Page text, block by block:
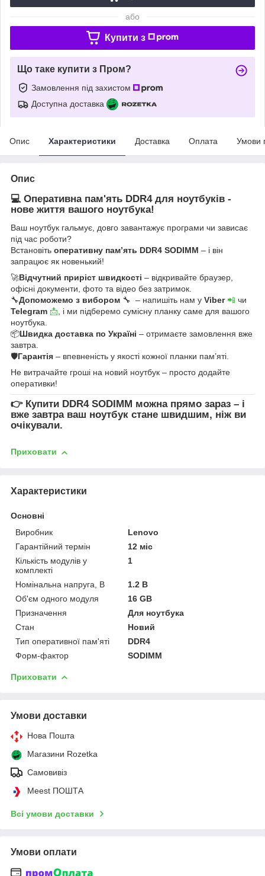
або
Купити з
Що таке купити з Пром?
Замовлення під захистом
Доступна доставка
Опис Характеристики Доставка Оплата Умови
Опис
💻 Оперативна пам'ять DDR4 для ноутбуків -
нове життя вашого ноутбука!
Ваш ноутбук гальмує, довго завантажує програми чи зависає
під час роботи?
Встановіть оперативну пам’ять DDR4 SODIMM – і він
запрацює як новенький!
🚀Відчутний приріст швидкості – відкривайте браузер,
офісні документи, фото та відео без затримок.
🔧Допоможемо з вибором 🔧 – напишіть нам у Viber📲 чи
Telegram 📩 , і ми підберемо сумісну планку саме для вашого
ноутбука.
📦Швидка доставка по Україні – отримаєте замовлення вже
завтра.
🛡Гарантія – впевненість у якості кожної планки пам’яті.
Не витрачайте гроші на новий ноутбук – просто додайте
оперативки!
👉 Купити DDR4 SODIMM можна прямо зараз – і
вже завтра ваш ноутбук стане швидшим, ніж ви
очікували.
Приховати
Характеристики
Основні
Виробник
Lenovo
Гарантійний термін
12 міс
Кількість модулів у
комплекті
1
Номінальна напруга, В
1.2 В
Об'єм одного модуля
16 GB
Призначення
Для ноутбука
Стан
Новий
Тип оперативної пам'яті
DDR4
Форм-фактор
SODIMM
Приховати
Умови доставки
Нова Пошта
Магазини Rozetka
Самовивіз
Meest ПОШТА
Всі умови доставки
Умови оплати